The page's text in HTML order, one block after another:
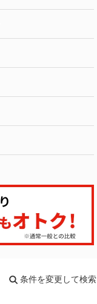
条件を変更して検索